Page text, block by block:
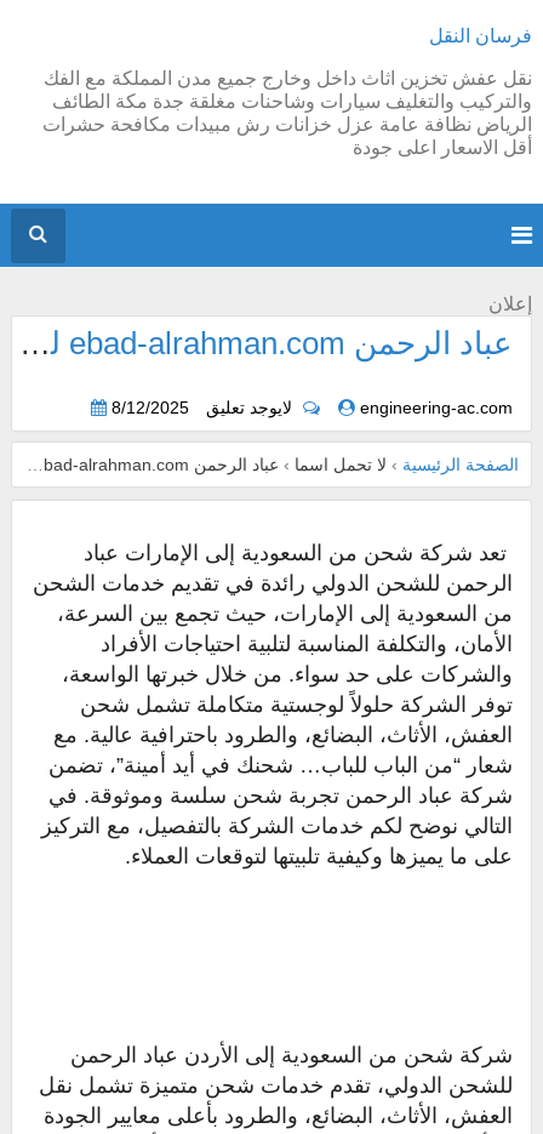
فرسان النقل
نقل عفش تخزين اثاث داخل وخارج جميع مدن المملكة مع الفك
والتركيب والتغليف سيارات وشاحنات مغلقة جدة مكة الطائف
الرياض نظافة عامة عزل خزانات رش مبيدات مكافحة حشرات
أقل الاسعار اعلى جودة
إعلان
عباد الرحمن ebad-alrahman.com للشحن من السعودية
engineering-ac.com لايوجد تعليق 8/12/2025
الصفحة الرئيسية › لا تحمل اسما › عباد الرحمن ebad-alrahman.com للشحن من السعودية
تعد شركة شحن من السعودية إلى الإمارات عباد
الرحمن للشحن الدولي رائدة في تقديم خدمات الشحن
من السعودية إلى الإمارات، حيث تجمع بين السرعة،
الأمان، والتكلفة المناسبة لتلبية احتياجات الأفراد
والشركات على حد سواء. من خلال خبرتها الواسعة،
توفر الشركة حلولاً لوجستية متكاملة تشمل شحن
العفش، الأثاث، البضائع، والطرود باحترافية عالية. مع
شعار “من الباب للباب… شحنك في أيد أمينة”، تضمن
شركة عباد الرحمن تجربة شحن سلسة وموثوقة. في
التالي نوضح لكم خدمات الشركة بالتفصيل، مع التركيز
على ما يميزها وكيفية تلبيتها لتوقعات العملاء.
شركة شحن من السعودية إلى الأردن عباد الرحمن
للشحن الدولي، تقدم خدمات شحن متميزة تشمل نقل
العفش، الأثاث، البضائع، والطرود بأعلى معايير الجودة